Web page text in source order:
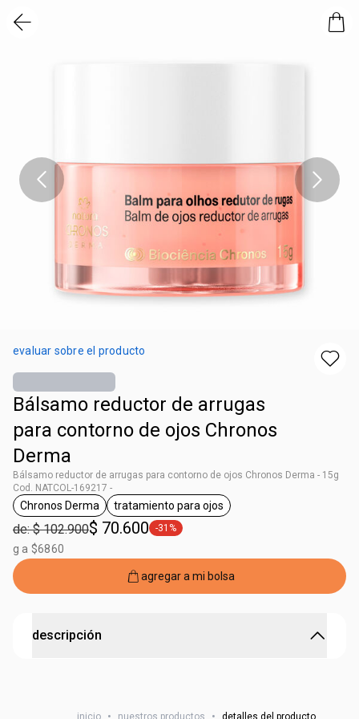
evaluar sobre el producto
Bálsamo reductor de arrugas
para contorno de ojos Chronos
Derma
Bálsamo reductor de arrugas para contorno de ojos Chronos Derma - 15g
Cod. NATCOL-169217 -
general.tag Chronos Derma
Chronos Derma
general.tag tratamiento para ojos
tratamiento para ojos
de: $ 102.900$ 70.600 general.tag -31%
-31%
g a $6860
agregar a mi bolsa
descripción
inicio • nuestros productos • detalles del producto